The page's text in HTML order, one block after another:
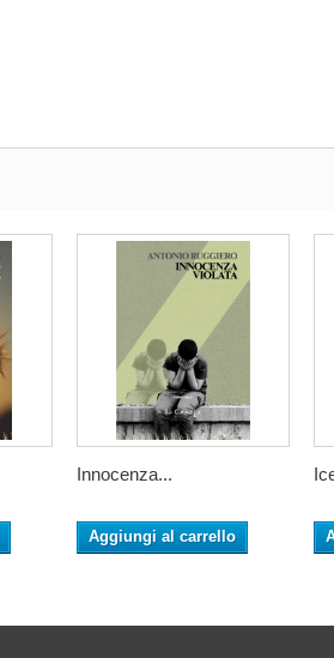
Innocenza...
Aggiungi al carrello